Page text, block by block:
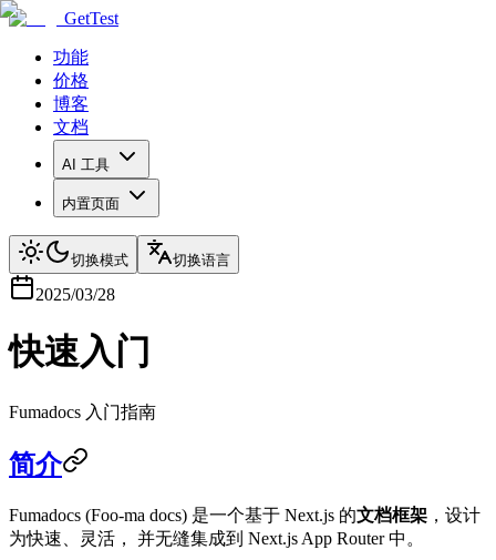
GetTest
功能
价格
博客
文档
AI 工具
内置页面
切换模式 切换语言
2025/03/28
快速入门
Fumadocs 入门指南
简介
Fumadocs (Foo-ma docs) 是一个基于 Next.js 的文档框架 ，设计
为快速、灵活， 并无缝集成到 Next.js App Router 中。